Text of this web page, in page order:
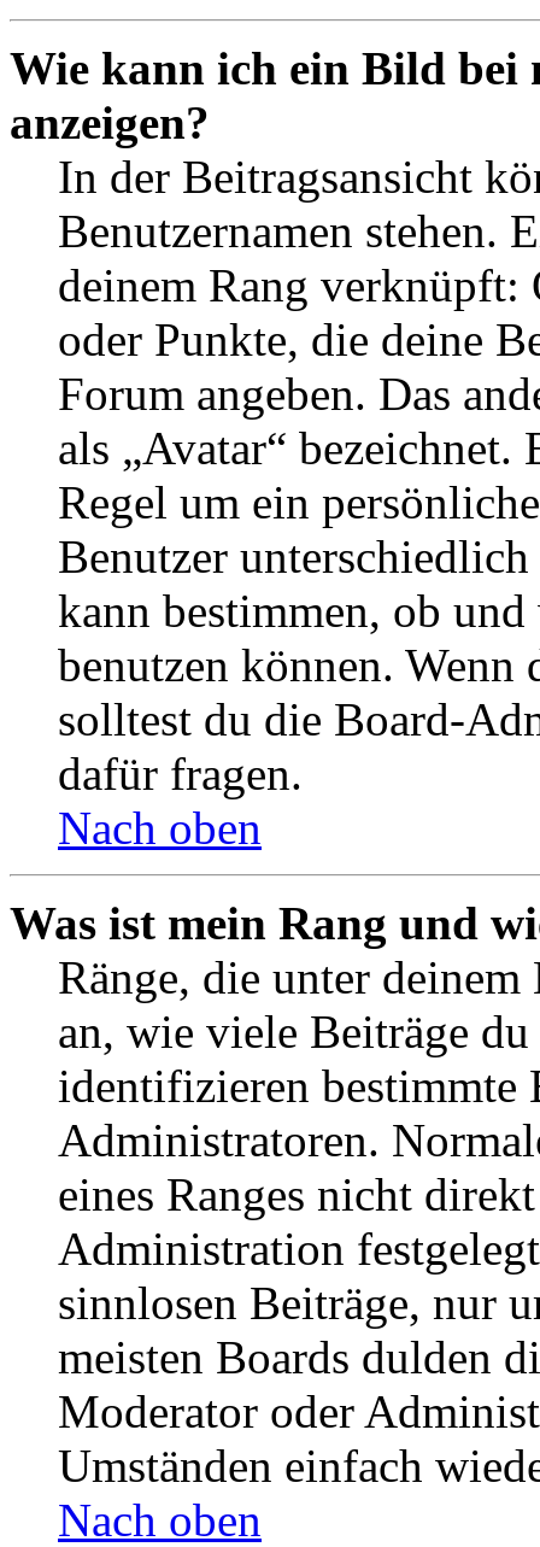
Wie kann ich ein Bild bei
anzeigen?
In der Beitragsansicht
Benutzernamen stehen.
deinem Rang verknüpft:
oder Punkte, die deine
Forum angeben. Das
als „Avatar“
Regel um ein
Benutzer
kann bestimmen, ob
benutzen können. Wenn
solltest du die Board-
dafür fragen.
Nach oben
Was ist mein Rang und
Ränge, die unter deinem
an, wie viele Beiträge
identifizieren bestimmte
Administratoren.
eines Ranges nicht
Administration
sinnlosen Beiträge, nur
meisten Boards dulden
Moderator oder
Umständen einfach
Nach oben